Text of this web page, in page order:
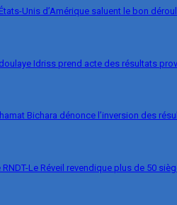
Unis d’Amérique saluent le bon
Idriss prend acte des résultats
Bichara dénonce l’inversion des
Le Réveil revendique plus de 50